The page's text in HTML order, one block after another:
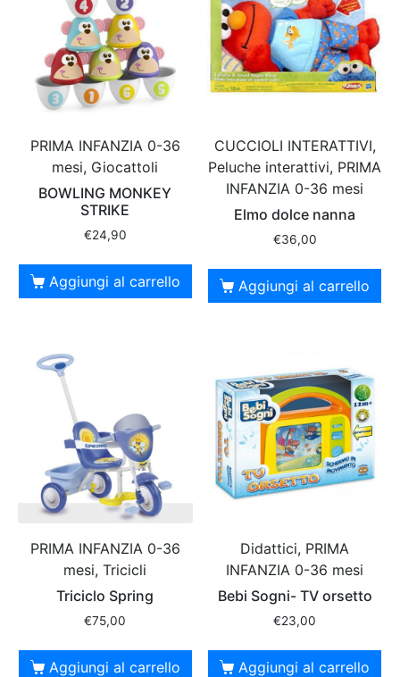
PRIMA INFANZIA 0-36
mesi, Giocattoli
BOWLING MONKEY
STRIKE
€24,90
Aggiungi al carrello
CUCCIOLI INTERATTIVI,
Peluche interattivi, PRIMA
INFANZIA 0-36 mesi
Elmo dolce nanna
€36,00
Aggiungi al carrello
PRIMA INFANZIA 0-36
mesi, Tricicli
Triciclo Spring
€75,00
Aggiungi al carrello
Didattici, PRIMA
INFANZIA 0-36 mesi
Bebi Sogni- TV orsetto
€23,00
Aggiungi al carrello